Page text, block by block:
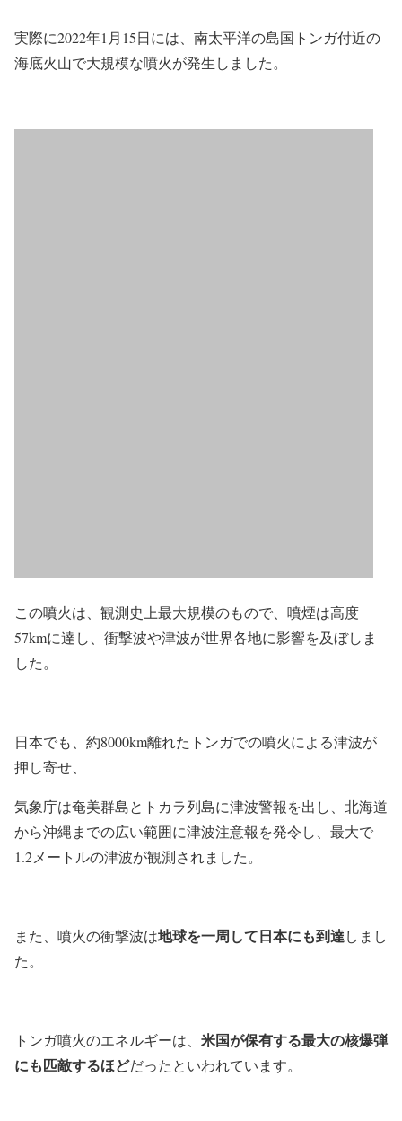
実際に2022年1月15日には、南太平洋の島国トンガ付近の
海底火山で大規模な噴火が発生しました。
この噴火は、観測史上最大規模のもので、噴煙は高度
57kmに達し、衝撃波や津波が世界各地に影響を及ぼしま
した。
日本でも、約8000km離れたトンガでの噴火による津波が
押し寄せ、
気象庁は奄美群島とトカラ列島に津波警報を出し、北海道
から沖縄までの広い範囲に津波注意報を発令し、 最大で
1.2メートルの津波が観測されました。
また、噴火の衝撃波は地球を一周して日本にも到達しまし
た。
トンガ噴火のエネルギーは、 米国が保有する最大の核爆弾
にも匹敵するほどだったといわれています。